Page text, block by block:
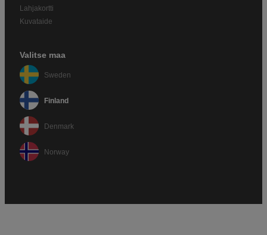
Lahjakortti
Kuvataide
Valitse maa
Sweden
Finland
Denmark
Norway